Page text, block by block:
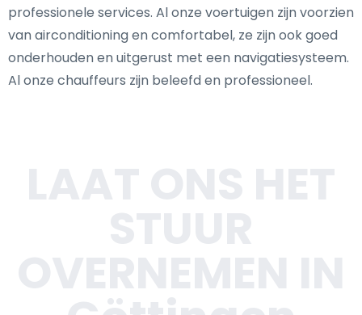
professionele services. Al onze voertuigen zijn voorzien
van airconditioning en comfortabel, ze zijn ook goed
onderhouden en uitgerust met een navigatiesysteem.
Al onze chauffeurs zijn beleefd en professioneel.